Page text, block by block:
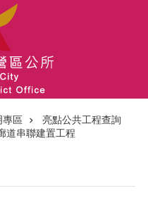
專區
亮點公共工程查詢
道串聯建置工程